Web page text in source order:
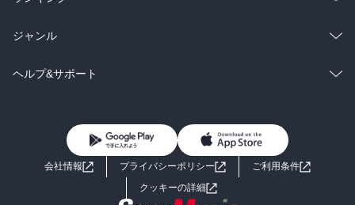
BL・TL
雑誌・グラビア
BL・TL
ラノベ
雑誌・グラビア
総合
ラノベ
ジャンル
コミック
ライトノベル 男子向けラノベ
小説
ヘルプ&サポート
よくあるご質問 お問い合わせ
会社情報 プライバシーポリシー
ご利用条件
クッキーの詳細